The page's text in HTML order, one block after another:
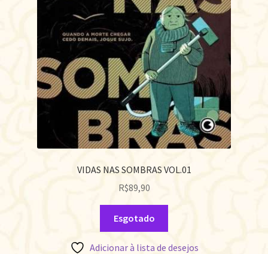
VIDAS NAS SOMBRAS VOL.01
R$89,90
Esgotado
Adicionar à lista de desejos